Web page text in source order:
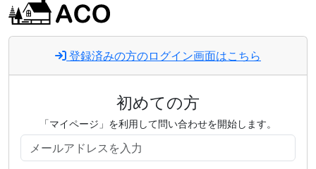
登録済みの方のログイン画面はこちら
初めての方
「マイページ」を利用して問い合わせを開始します。